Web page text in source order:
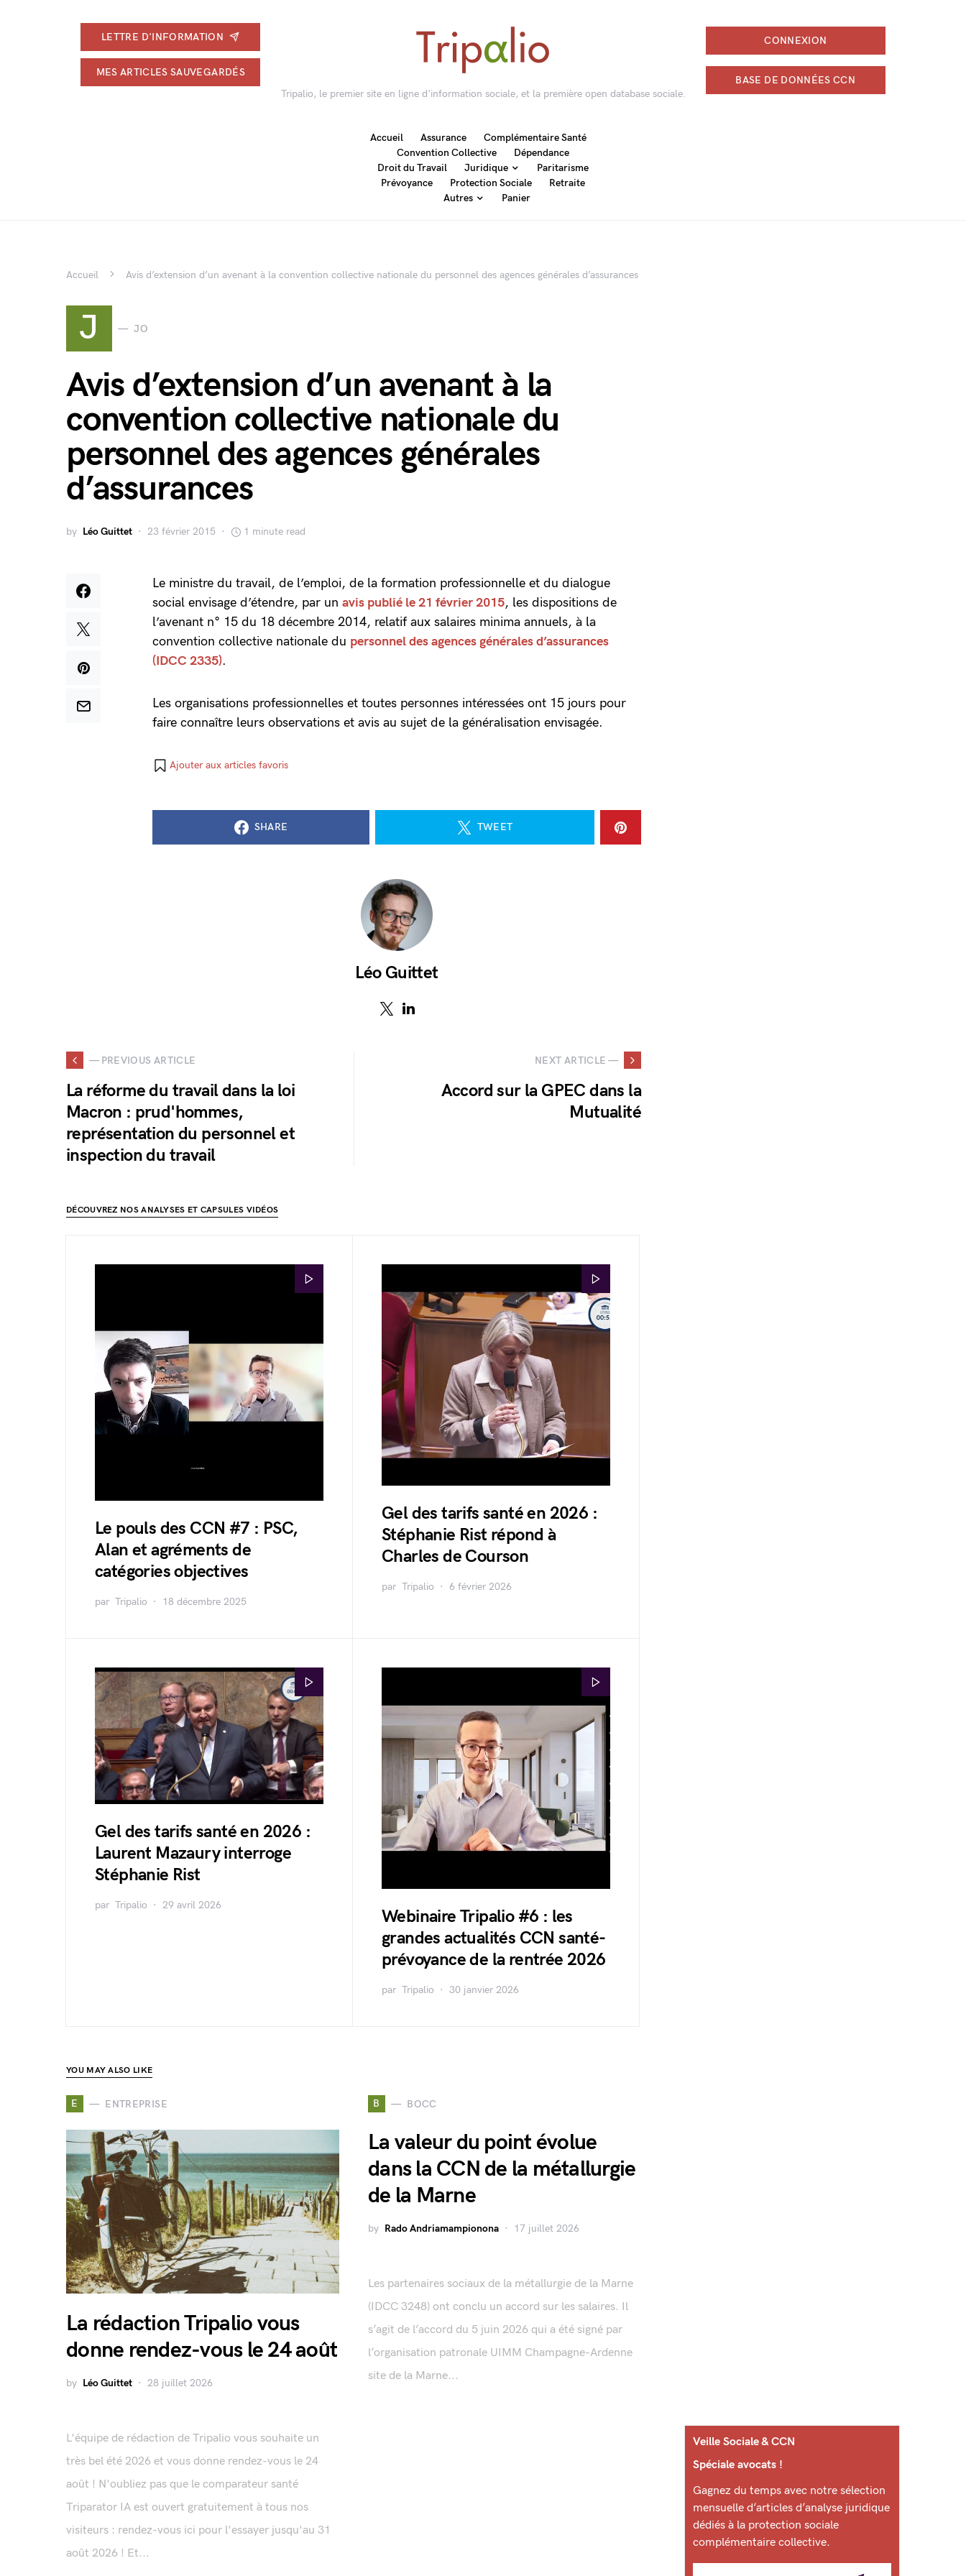
LETTRE D'INFORMATION
MES ARTICLES SAUVEGARDÉS
Tripalio, le premier site en ligne d'information sociale, et la première open database sociale.
CONNEXION
BASE DE DONNÉES CCN
Accueil Assurance
Complémentaire Santé
Convention Collective
Dépendance
Droit du Travail
Juridique
Paritarisme
Prévoyance
Protection Sociale
Retraite
Autres
Panier
Accueil Avis d’extension d’un avenant à la convention collective nationale du personnel des agences générales d’assurances
J JO
Avis d’extension d’un avenant à la
convention collective nationale du
personnel des agences générales
d’assurances
by Léo Guittet 23 février 2015 1 minute read
Le ministre du travail, de l’emploi, de la formation professionnelle et du dialogue
social envisage d’étendre, par un avis publié le 21 février 2015, les dispositions de
l’avenant n° 15 du 18 décembre 2014, relatif aux salaires minima annuels, à la
convention collective nationale du personnel des agences générales d’assurances
(IDCC 2335).
Les organisations professionnelles et toutes personnes intéressées ont 15 jours pour
faire connaître leurs observations et avis au sujet de la généralisation envisagée.
Ajouter aux articles favoris
SHARE TWEET
Léo Guittet
— PREVIOUS ARTICLE
La réforme du travail dans la loi
Macron : prud'hommes,
représentation du personnel et
inspection du travail
NEXT ARTICLE —
Accord sur la GPEC dans la
Mutualité
DÉCOUVREZ NOS ANALYSES ET CAPSULES VIDÉOS
Le pouls des CCN #7 : PSC,
Alan et agréments de
catégories objectives
par Tripalio 18 décembre 2025
Gel des tarifs santé en 2026 :
Stéphanie Rist répond à
Charles de Courson
par Tripalio 6 février 2026
Gel des tarifs santé en 2026 :
Laurent Mazaury interroge
Stéphanie Rist
par Tripalio 29 avril 2026
Webinaire Tripalio #6 : les
grandes actualités CCN santé-
prévoyance de la rentrée 2026
par Tripalio 30 janvier 2026
YOU MAY ALSO LIKE
E ENTREPRISE
La rédaction Tripalio vous
donne rendez-vous le 24 août
by Léo Guittet 28 juillet 2026
L'équipe de rédaction de Tripalio vous souhaite un
très bel été 2026 et vous donne rendez-vous le 24
août ! N'oubliez pas que le comparateur santé
Triparator IA est ouvert gratuitement à tous nos
visiteurs : rendez-vous ici pour l'essayer jusqu'au 31
août 2026 ! Et...
B BOCC
La valeur du point évolue
dans la CCN de la métallurgie
de la Marne
by Rado Andriamampionona 17 juillet 2026
Les partenaires sociaux de la métallurgie de la Marne
(IDCC 3248) ont conclu un accord sur les salaires. Il
s’agit de l’accord du 5 juin 2026 qui a été signé par
l’organisation patronale UIMM Champagne-Ardenne
site de la Marne...
Veille Sociale & CCN
Spéciale avocats !
Gagnez du temps avec notre sélection
mensuelle d’articles d’analyse juridique
dédiés à la protection sociale
complémentaire collective.